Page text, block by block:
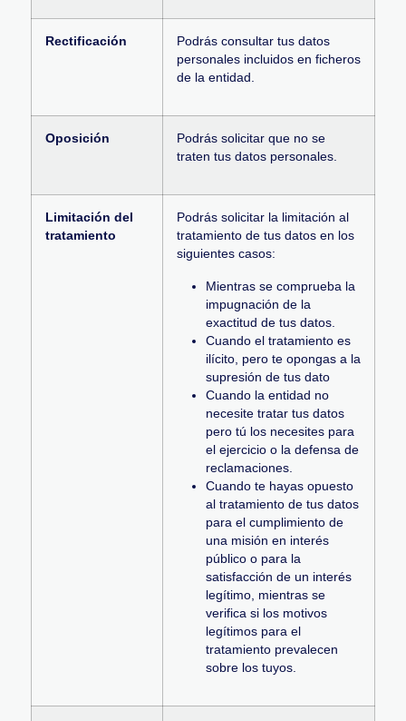
Rectificación
Podrás consultar tus datos
personales incluidos en ficheros
de la entidad.
Oposición
Podrás solicitar que no se
traten tus datos personales.
Limitación del
tratamiento
Podrás solicitar la limitación al
tratamiento de tus datos en los
siguientes casos:
Mientras se comprueba la
impugnación de la
exactitud de tus datos.
Cuando el tratamiento es
ilícito, pero te opongas a la
supresión de tus dato
Cuando la entidad no
necesite tratar tus datos
pero tú los necesites para
el ejercicio o la defensa de
reclamaciones.
Cuando te hayas opuesto
al tratamiento de tus datos
para el cumplimiento de
una misión en interés
público o para la
satisfacción de un interés
legítimo, mientras se
verifica si los motivos
legítimos para el
tratamiento prevalecen
sobre los tuyos.